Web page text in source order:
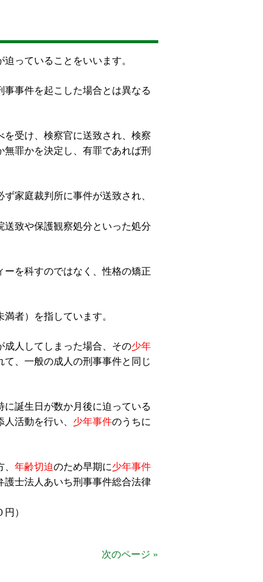
っていることをいいます。
事事件を起こした場合とは異なる
を受け、検察官に送致され、検察
罪かを決定し、有罪であれば刑
家庭裁判所に事件が送致され、
致や保護観察処分といった処分
を科すのではなく、性格の矯正
者）を指しています。
人してしまった場合、その少年
、一般の成人の刑事事件と同じ
誕生日が数か月後に迫っている
活動を行い、 少年事件のうちに
年齢切迫のため早期に少年事件
護士法人あいち刑事事件総合法律
）
次のページ »